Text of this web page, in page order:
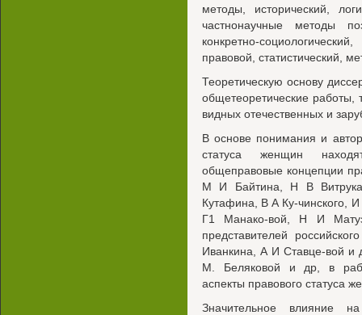
методы, исторический,
частнонаучные методы
конкретно-
правовой, статистический,
Теоретическую основу
общетеоретические работы,
видных отечественных и
В основе понимания и
статуса женщин
общеправовые концепции
М И Байтина, Н В
Кутафина, В А Ку-чинского,
Г1 Манако-вой, Н И
представителей
Иванкина, А И Ставце-вой и
М. Беляковой и др, в
аспекты правового статуса
Значительное влияние